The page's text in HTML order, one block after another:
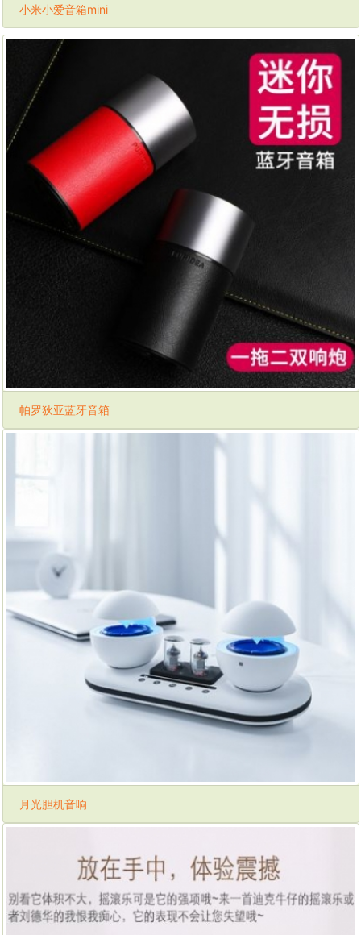
小米小爱音箱mini
帕罗狄亚蓝牙音箱
月光胆机音响